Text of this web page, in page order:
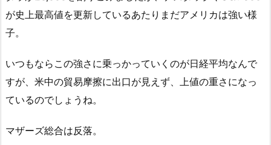
が史上最高値を更新しているあたりまだアメリカは強い様
子。
いつもならこの強さに乗っかっていくのが日経平均なんで
すが、米中の貿易摩擦に出口が見えず、上値の重さになっ
ているのでしょうね。
マザーズ総合は反落。